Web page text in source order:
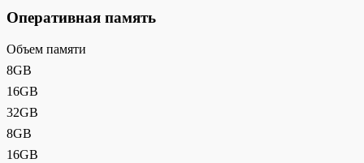
Оперативная память
Объем памяти
8GB
16GB
32GB
8GB
16GB